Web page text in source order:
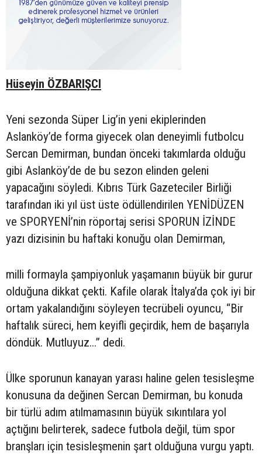
Hüseyin ÖZBARIŞCI
Yeni sezonda Süper Lig’in yeni ekiplerinden
Aslanköy’de forma giyecek olan deneyimli futbolcu
Sercan Demirman, bundan önceki takımlarda olduğu
gibi Aslanköy’de de bu sezon elinden geleni
yapacağını söyledi. Kıbrıs Türk Gazeteciler Birliği
tarafından iki yıl üst üste ödüllendirilen YENİDÜZEN
ve SPORYENİ’nin röportaj serisi SPORUN İZİNDE
yazı dizisinin bu haftaki konuğu olan Demirman,
milli formayla şampiyonluk yaşamanın büyük bir gurur
olduğuna dikkat çekti. Kafile olarak İtalya’da çok iyi bir
ortam yakalandığını söyleyen tecrübeli oyuncu, “Bir
haftalık süreci, hem keyifli geçirdik, hem de başarıyla
döndük. Mutluyuz...” dedi.
Ülke sporunun kanayan yarası haline gelen tesisleşme
konusuna da değinen Sercan Demirman, bu konuda
bir türlü adım atılmamasının büyük sıkıntılara yol
açtığını belirterek, sadece futbola değil, tüm spor
branşları için tesisleşmenin şart olduğuna vurgu yaptı.